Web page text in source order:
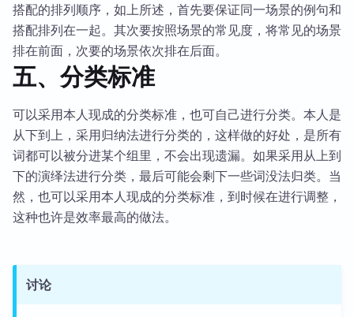
搭配的排列顺序，如上所述，首先要保证同一场景的例句和
搭配排列在一起。其次要按照场景的常见度，将常见的场景
排在前面，次要的场景依次排在后面。
五、分类标准
可以采用本人现成的分类标准，也可自己进行分类。本人是
从下到上，采用归纳法进行分类的，这样做的好处，是所有
词都可以被分进某个组里，不会出现遗漏。如果采用从上到
下的演绎法进行分类，最后可能会剩下一些词没法归类。当
然，也可以采用本人现成的分类标准，到时候在进行调整，
这种也许是效率最高的做法。
讨论